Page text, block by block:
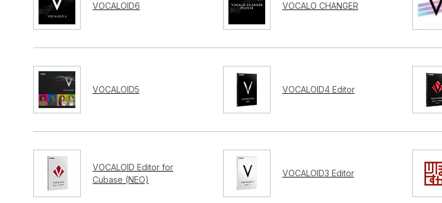
VOCALOID6 VOCALO CHANGER
VOCALOID5 VOCALOID4 Editor
VOCALOID Editor for
Cubase (NEO)
VOCALOID3 Editor